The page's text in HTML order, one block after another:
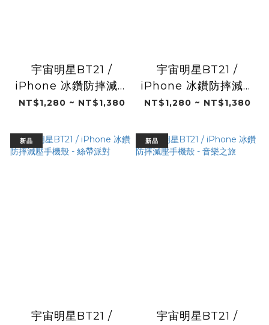
宇宙明星BT21 /
iPhone 冰鑽防摔減壓
手機殼 - 愛心告白
NT$1,280 ~ NT$1,380
宇宙明星BT21 /
iPhone 冰鑽防摔減壓
手機殼 - 歡樂三人組
NT$1,280 ~ NT$1,380
新品
宇宙明星BT21 /
新品
宇宙明星BT21 /